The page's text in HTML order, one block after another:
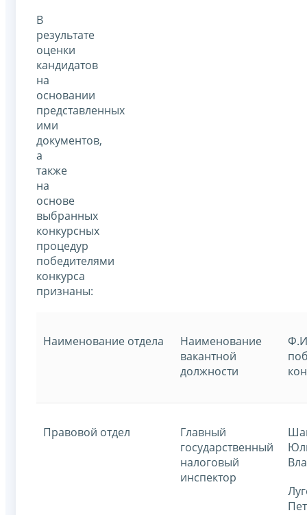
В
результате
оценки
кандидатов
на
основании
представленных
ими
документов,
а
также
на
основе
выбранных
конкурсных
процедур
победителями
конкурса
признаны:
Наименование отдела
Наименование
вакантной
должности
Правовой отдел
Главный
государственный
налоговый
инспектор